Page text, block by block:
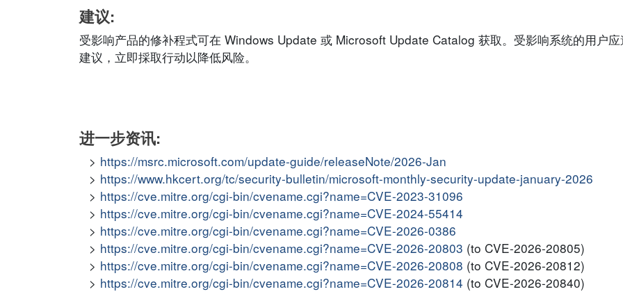
建议:
受影响产品的修补程式可在 Windows Update 或 Microsoft Update Catalog 获取。受影响系统的用户
建议，立即採取行动以降低风险。
进一步资讯:
https://msrc.microsoft.com/update-guide/releaseNote/2026-Jan
https://www.hkcert.org/tc/security-bulletin/microsoft-monthly-security-update-january-2026
https://cve.mitre.org/cgi-bin/cvename.cgi?name=CVE-2023-31096
https://cve.mitre.org/cgi-bin/cvename.cgi?name=CVE-2024-55414
https://cve.mitre.org/cgi-bin/cvename.cgi?name=CVE-2026-0386
https://cve.mitre.org/cgi-bin/cvename.cgi?name=CVE-2026-20803 (to CVE-2026-20805)
https://cve.mitre.org/cgi-bin/cvename.cgi?name=CVE-2026-20808 (to CVE-2026-20812)
https://cve.mitre.org/cgi-bin/cvename.cgi?name=CVE-2026-20814 (to CVE-2026-20840)